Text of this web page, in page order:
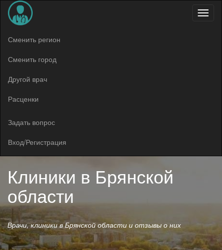
Меню
Сменить регион
Сменить город
Другой врач
Расценки
Задать вопрос
Вход/Регистрация
Клиники в Брянской
области
Врачи, клиники в Брянской области и отзывы о них